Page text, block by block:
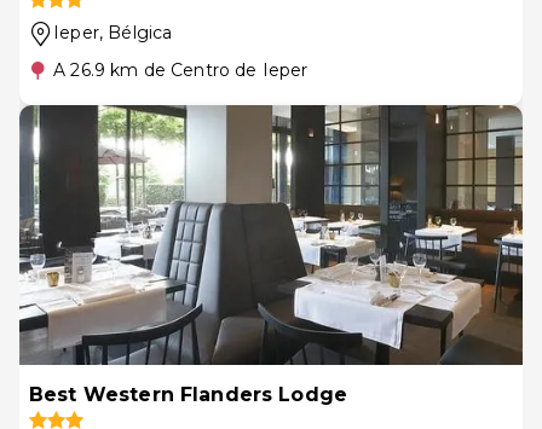
Ieper, Bélgica
A 26.9 km de Centro de Ieper
Best Western Flanders Lodge